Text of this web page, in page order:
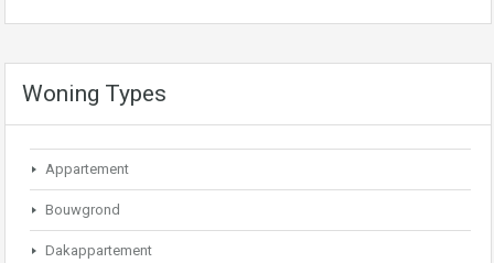
Woning Types
Appartement
Bouwgrond
Dakappartement